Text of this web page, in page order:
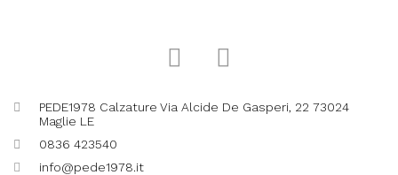
PEDE1978 Calzature Via Alcide De Gasperi, 22 73024
Maglie LE
0836 423540
info@pede1978.it